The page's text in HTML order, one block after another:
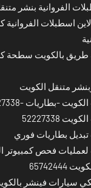
الفروانية بنشر
اسطبلات
بالكويت سطحة
متنقل الكويت
-بطاريات -52227338
52227338
بطاريات فوري
فحص كمبيوتر
سيارات فينشر بالكويت 24